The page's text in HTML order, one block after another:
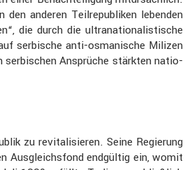
anderen Teilre­pu­bliken lebenden
die durch die ultra­na­tio­na­lis­ti­sche
serbi­sche anti-osmani­sche Milizen
Ansprüche stärkten natio­
zu revita­li­sieren. Seine Regie­rung
Ausgleichs­fond endgültig ein, womit